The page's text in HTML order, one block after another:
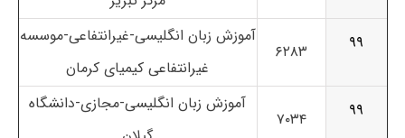
۹۹
۶۲۸۳
آموزش زبان انگلیسی-غیرانتفاعی-موسسه
غیرانتفاعی کیمیای کرمان
۹۹
۷۰۳۴
آموزش زبان انگلیسی-مجازی-دانشگاه